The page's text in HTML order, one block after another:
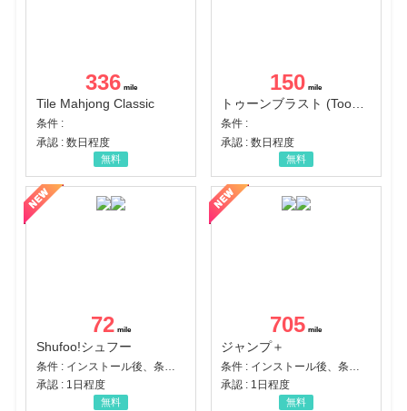
336
Tile Mahjong Classic
条件 :
承認 : 数日程度
無料
150
トゥーンブラスト (Toon Blast)
条件 :
承認 : 数日程度
無料
72
Shufoo!シュフー
承認 : 1日程度
無料
705
ジャンプ＋
承認 : 1日程度
無料